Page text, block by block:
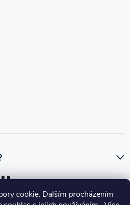
cookie. Dalším procházením